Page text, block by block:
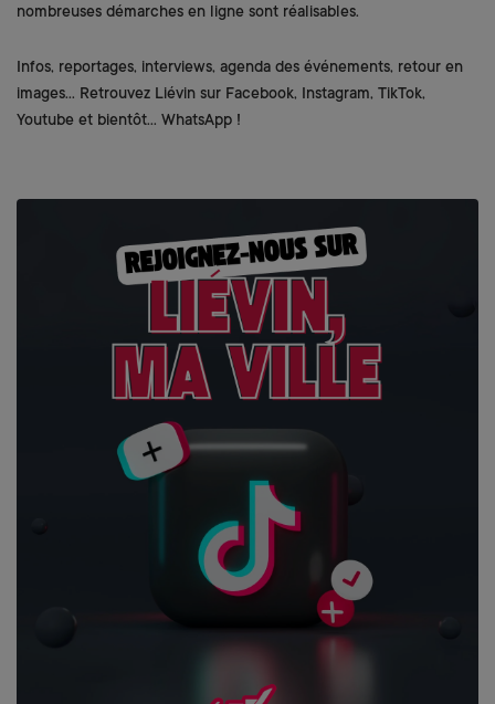
nombreuses démarches en ligne sont réalisables.
Infos, reportages, interviews, agenda des événements, retour en
images... Retrouvez Liévin sur Facebook, Instagram, TikTok,
Youtube et bientôt... WhatsApp !